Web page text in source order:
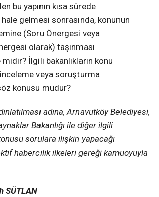
bu yapının kısa sürede
gelmesi sonrasında, konunun
(Soru Önergesi veya
olarak) taşınması
İlgili bakanlıkların konu
veya soruşturma
konusu mudur?
adına, Arnavutköy Belediyesi,
Bakanlığı ile diğer ilgili
sorulara ilişkin yapacağı
habercilik ilkeleri gereği kamuoyuyla
SÜTLAN